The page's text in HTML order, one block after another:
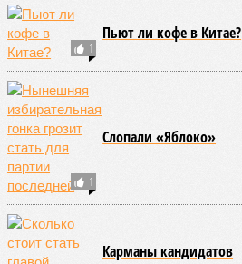
1
Пьют ли кофе в Китае?
1
Слопали «Яблоко»
Карманы кандидатов